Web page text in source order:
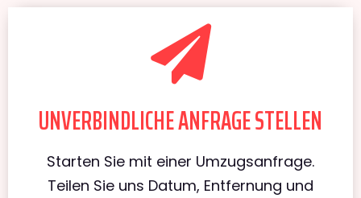
UNVERBINDLICHE ANFRAGE STELLEN
Starten Sie mit einer Umzugsanfrage.
Teilen Sie uns Datum, Entfernung und